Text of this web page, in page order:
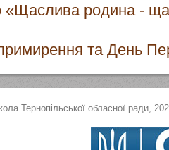
«Щаслива родина -
та День
Тернопільської обласної ради,